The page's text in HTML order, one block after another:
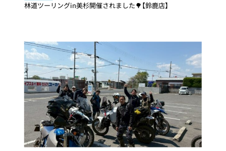
林道ツーリングin美杉開催されました🌳【鈴鹿店】